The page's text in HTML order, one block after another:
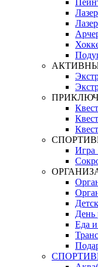
Игра
День
Еда